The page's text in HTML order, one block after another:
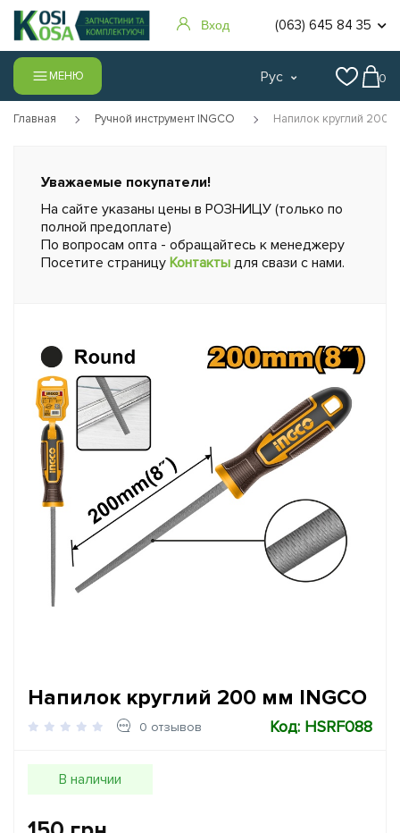
Вход (063) 645 84 35
МЕНЮ Рус 0
Главная Ручной инструмент INGCO Напилок круглий 200
Уважаемые покупатели!
На сайте указаны цены в РОЗНИЦУ (только по
полной предоплате)
По вопросам опта - обращайтесь к менеджеру
Посетите страницу Контакты для свази с нами.
Напилок круглий 200 мм INGCO
0 отзывов Код: HSRF088
В наличии